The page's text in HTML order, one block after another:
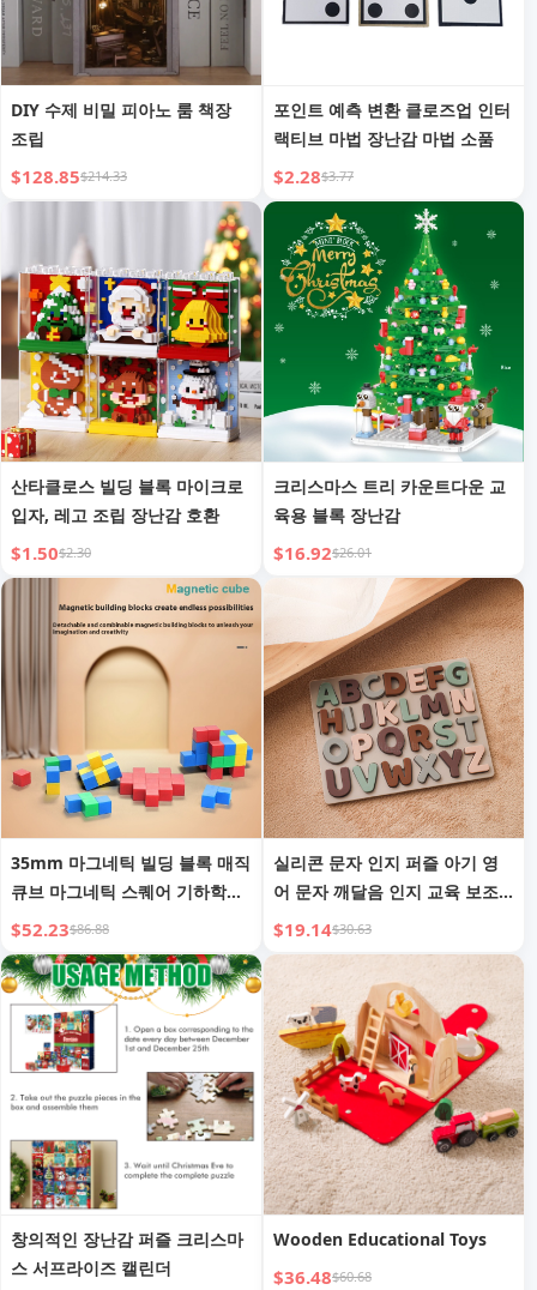
DIY 수제 비밀 피아노 룸 책장
조립
$128.85$214.33
포인트 예측 변환 클로즈업 인터
랙티브 마법 장난감 마법 소품
$2.28$3.77
산타클로스 빌딩 블록 마이크로
입자, 레고 조립 장난감 호환
$1.50$2.30
크리스마스 트리 카운트다운 교
육용 블록 장난감
$16.92$26.01
35mm 마그네틱 빌딩 블록 매직
큐브 마그네틱 스퀘어 기하학적
모양 어린이 교육 장난감
$52.23$86.88
실리콘 문자 인지 퍼즐 아기 영
어 문자 깨달음 인지 교육 보조
도구 조기 교육 교육 3차원 문자
퍼즐
$19.14$30.63
창의적인 장난감 퍼즐 크리스마
스 서프라이즈 캘린더
Wooden Educational Toys
$36.48$60.68